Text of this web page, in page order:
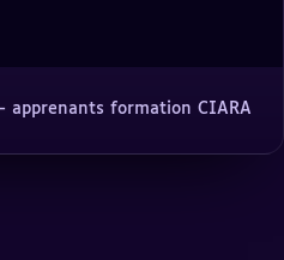
apprenants formation CIARA